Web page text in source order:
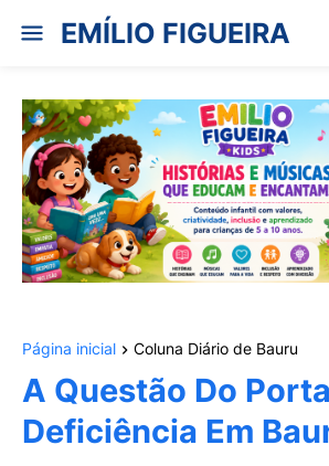
EMÍLIO FIGUEIRA
Página inicial Coluna Diário de Bauru
A Questão Do
Deficiência Em